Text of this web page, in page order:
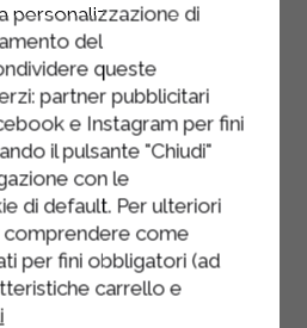
est prêt, servez-le
de cannelle si vous le
personalizzazione di
del
queste
partner pubblicitari
e Instagram per fini
il pulsante "Chiudi"
con le
di default. Per ulteriori
come
per fini obbligatori (ad
carrello e